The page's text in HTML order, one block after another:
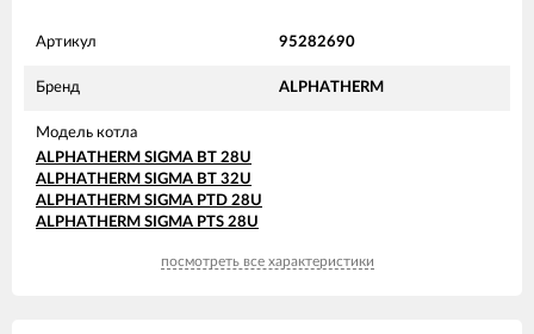
Артикул 95282690
Бренд ALPHATHERM
Модель котла
ALPHATHERM SIGMA BT 28U
ALPHATHERM SIGMA BT 32U
ALPHATHERM SIGMA PTD 28U
ALPHATHERM SIGMA PTS 28U
посмотреть все характеристики